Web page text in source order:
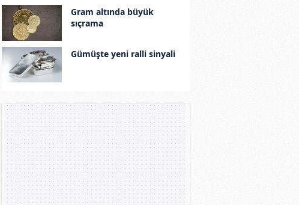
Gram altında büyük
sıçrama
Gümüşte yeni ralli sinyali